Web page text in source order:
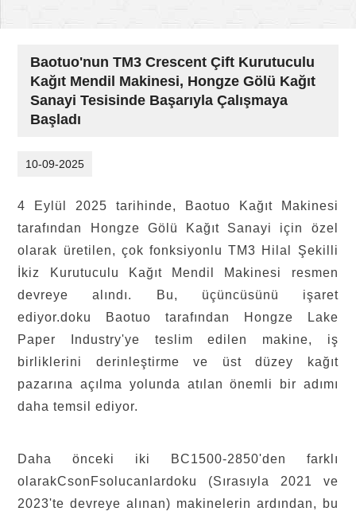
Baotuo'nun TM3 Crescent Çift Kurutuculu
Kağıt Mendil Makinesi, Hongze Gölü Kağıt
Sanayi Tesisinde Başarıyla Çalışmaya
Başladı
10-09-2025
4 Eylül 2025 tarihinde, Baotuo Kağıt Makinesi
tarafından Hongze Gölü Kağıt Sanayi için özel
olarak üretilen, çok fonksiyonlu TM3 Hilal Şekilli
İkiz Kurutuculu Kağıt Mendil Makinesi resmen
devreye alındı.
Bu, üçüncüsünü işaret
ediyor.doku
Baotuo tarafından Hongze Lake
Paper Industry'ye teslim edilen makine, iş
birliklerini derinleştirme ve üst düzey kağıt
pazarına açılma yolunda atılan önemli bir adımı
daha temsil ediyor.
Daha önceki iki BC1500-2850'den farklı
olarakCson Fsolucanlardoku
(Sırasıyla 2021 ve
2023'te devreye alınan) makinelerin ardından, bu